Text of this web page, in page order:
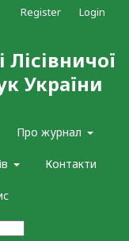
Лісівничої
України
Про журнал
Контакти
Register Login